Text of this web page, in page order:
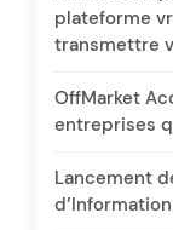
plateforme
transmettre
OffMarket
entreprises
Lancement